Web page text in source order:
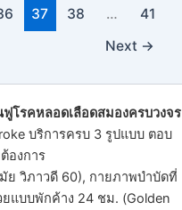
37 38 …
41
Next →
โรคหลอดเลือดสมองครบวงจร
บริการครบ 3 รูปแบบ ตอบ
องการ
ย วิภาวดี 60), กายภาพบำบัดที่
แบบพักค้าง 24 ชม. (Golden